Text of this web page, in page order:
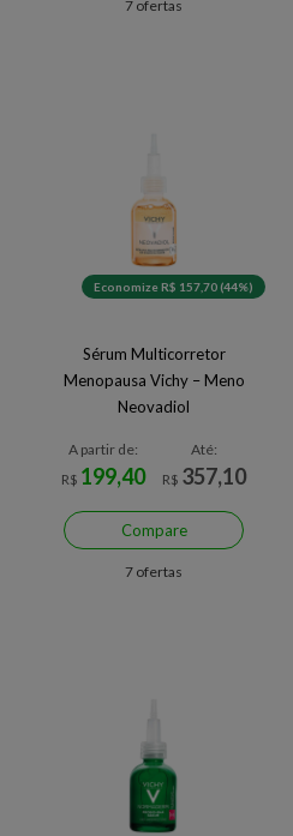
7 ofertas
Economize R$ 157,70 (44%)
Sérum Multicorretor
Menopausa Vichy – Meno
Neovadiol
A partir de:
R$ 199,40
Até:
R$ 357,10
Compare
7 ofertas